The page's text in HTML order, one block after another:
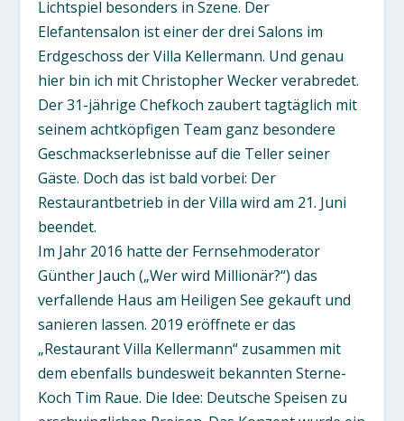
Lichtspiel besonders in Szene. Der
Elefantensalon ist einer der drei Salons im
Erdgeschoss der Villa Kellermann. Und genau
hier bin ich mit Christopher Wecker verabredet.
Der 31-jährige Chefkoch zaubert tagtäglich mit
seinem achtköpfigen Team ganz besondere
Geschmackserlebnisse auf die Teller seiner
Gäste. Doch das ist bald vorbei: Der
Restaurantbetrieb in der Villa wird am 21. Juni
beendet.
Im Jahr 2016 hatte der Fernsehmoderator
Günther Jauch („Wer wird Millionär?“) das
verfallende Haus am Heiligen See gekauft und
sanieren lassen. 2019 eröffnete er das
„Restaurant Villa Kellermann“ zusammen mit
dem ebenfalls bundesweit bekannten Sterne-
Koch Tim Raue. Die Idee: Deutsche Speisen zu